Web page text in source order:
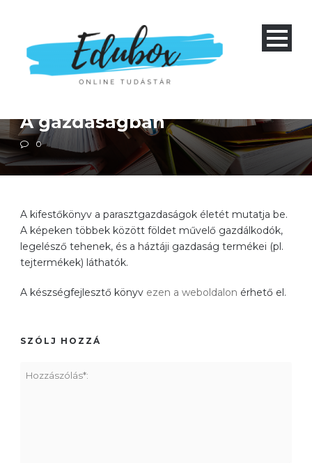
A gazdaságban
0
A kifestőkönyv a parasztgazdaságok életét mutatja be.
A képeken többek között földet művelő gazdálkodók,
legelésző tehenek, és a háztáji gazdaság termékei (pl.
tejtermékek) láthatók.
A készségfejlesztő könyv ezen a weboldalon érhető el.
SZÓLJ HOZZÁ